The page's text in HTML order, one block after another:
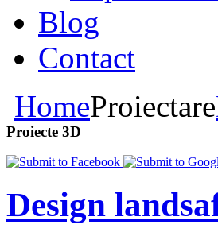
Blog
Contact
HomeProiectare
Proiecte 3D
Design